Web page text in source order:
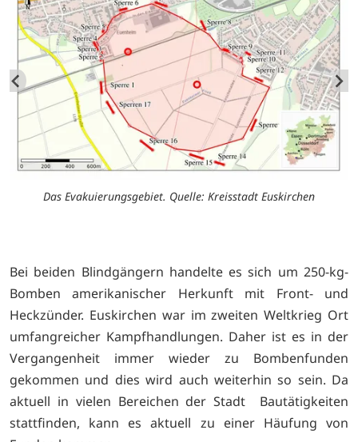
Das Evakuierungsgebiet. Quelle: Kreisstadt Euskirchen
Bei beiden Blindgängern handelte es sich um 250-kg-
Bomben amerikanischer Herkunft mit Front- und
Heckzünder. Euskirchen war im zweiten Weltkrieg Ort
umfangreicher Kampfhandlungen. Daher ist es in der
Vergangenheit immer wieder zu Bombenfunden
gekommen und dies wird auch weiterhin so sein. Da
aktuell in vielen Bereichen der Stadt Bautätigkeiten
stattfinden, kann es aktuell zu einer Häufung von